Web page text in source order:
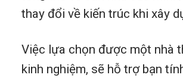
thay đổi về kiến trúc khi xây
Việc lựa chọn được một nhà
kinh nghiệm, sẽ hỗ trợ bạn